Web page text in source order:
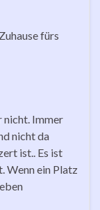
fürs
nicht. Immer
nicht da
ist.. Es ist
Wenn ein Platz